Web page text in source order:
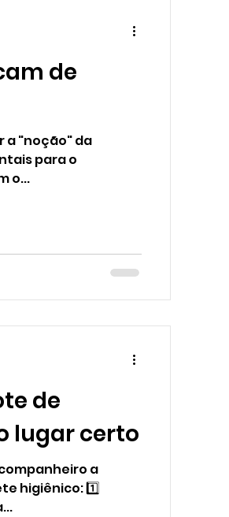
de
a "noção" da
para o
o...
de
lugar certo
a
higiênico: 1️⃣